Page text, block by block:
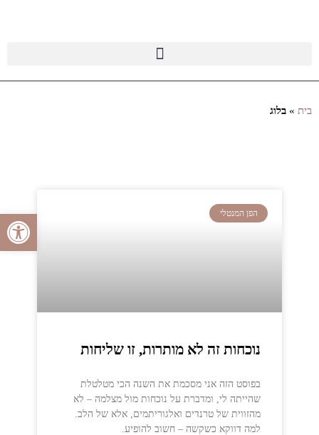
בית » בלוג
הפן המנטלי
נוכחות זה לא מותרות, זו שליחות
בפוסט הזה אני מסכמת את השנה הכי מטלטלת
שהייתה לי, ומדברת על נוכחות מול מצלמה – לא
מהזווית של טרנדים ואלגוריתמים, אלא של הלב.
למה דווקא כשקשה – חשוב להופיע.
פתח